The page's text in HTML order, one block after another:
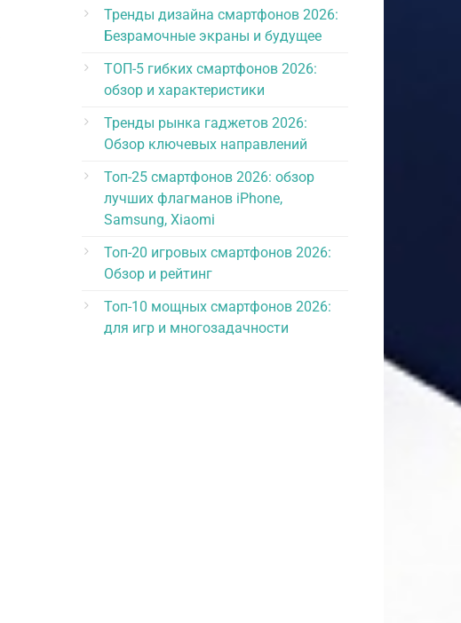
Тренды дизайна смартфонов 2026:
Безрамочные экраны и будущее
ТОП-5 гибких смартфонов 2026:
обзор и характеристики
Тренды рынка гаджетов 2026:
Обзор ключевых направлений
Топ-25 смартфонов 2026: обзор
лучших флагманов iPhone,
Samsung, Xiaomi
Топ-20 игровых смартфонов 2026:
Обзор и рейтинг
Топ-10 мощных смартфонов 2026:
для игр и многозадачности